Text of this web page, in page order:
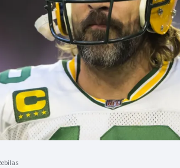
Gymnastika
Parasport
Plavání
Plážový